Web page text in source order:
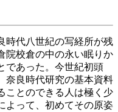
時代八世紀の写経所が残
院校倉の中の永い眠りか
であった。今世紀初頭
奈良時代研究の基本資料
ことのできる人は極く少
よって、初めてその原姿